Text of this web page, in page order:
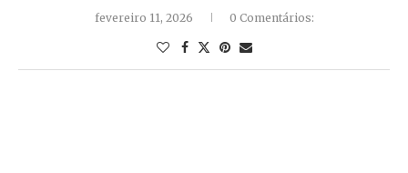
fevereiro 11, 2026 0 Comentários: